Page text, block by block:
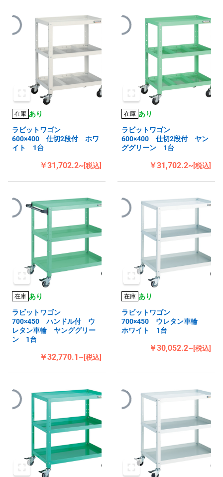
在庫 あり
ラビットワゴン
600×400 仕切2段付 ホワ
イト 1台
￥31,702.2~[税込]
在庫 あり
ラビットワゴン
600×400 仕切2段付 ヤン
ググリーン 1台
￥31,702.2~[税込]
在庫 あり
ラビットワゴン
700×450 ハンドル付 ウ
レタン車輪 ヤンググリー
ン 1台
￥32,770.1~[税込]
在庫 あり
ラビットワゴン
700×450 ウレタン車輪
ホワイト 1台
￥30,052.2~[税込]